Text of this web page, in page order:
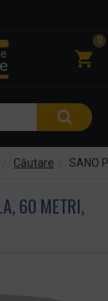
0
Căutare SANO
60 METRI,